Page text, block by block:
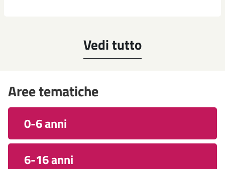
Vedi tutto
Aree tematiche
0-6 anni
6-16 anni